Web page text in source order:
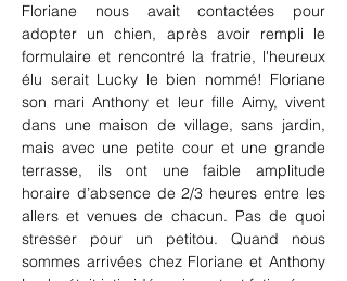
Floriane nous avait contactées pour
adopter un chien, après avoir rempli le
formulaire et rencontré la fratrie, l'heureux
élu serait Lucky le bien nommé! Floriane
son mari Anthony et leur fille Aimy, vivent
dans une maison de village, sans jardin,
mais avec une petite cour et une grande
terrasse, ils ont une faible amplitude
horaire d’absence de 2/3 heures entre les
allers et venues de chacun. Pas de quoi
stresser pour un petitou. Quand nous
sommes arrivées chez Floriane et Anthony